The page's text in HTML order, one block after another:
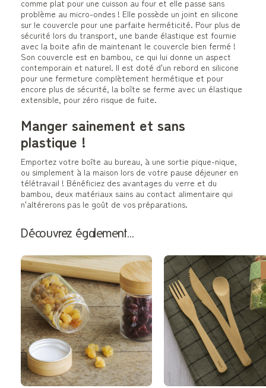
comme plat pour une cuisson au four et elle passe sans
problème au micro-ondes ! Elle possède un joint en silicone
sur le couvercle pour une parfaite herméticité. Pour plus de
sécurité lors du transport, une bande élastique est fournie
avec la boite afin de maintenant le couvercle bien fermé !
Son couvercle est en bambou, ce qui lui donne un aspect
contemporain et naturel. Il est doté d'un rebord en silicone
pour une fermeture complètement hermétique et pour
encore plus de sécurité, la boîte se ferme avec un élastique
extensible, pour zéro risque de fuite.
Manger sainement et sans
plastique !
Emportez votre boîte au bureau, à une sortie pique-nique,
ou simplement à la maison lors de votre pause déjeuner en
télétravail ! Bénéficiez des avantages du verre et du
bambou, deux matériaux sains au contact alimentaire qui
n'altérerons pas le goût de vos préparations.
Découvrez également…